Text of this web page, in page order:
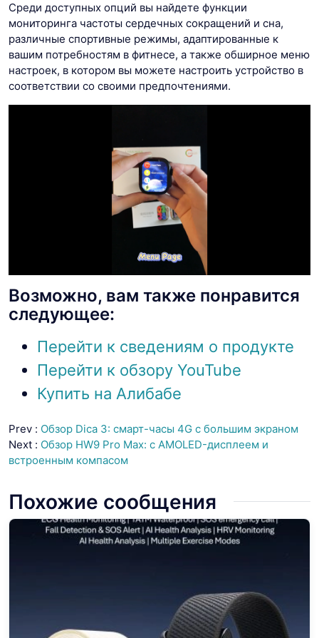
Среди доступных опций вы найдете функции
мониторинга частоты сердечных сокращений и сна,
различные спортивные режимы, адаптированные к
вашим потребностям в фитнесе, а также обширное меню
настроек, в котором вы можете настроить устройство в
соответствии со своими предпочтениями.
Возможно, вам также понравится
следующее:
Перейти к сведениям о продукте
Перейти к обзору YouTube
Купить на Алибабе
Prev : Обзор Dica 3: смарт-часы 4G с большим экраном
Next : Обзор HW9 Pro Max: с AMOLED-дисплеем и
встроенным компасом
Похожие сообщения